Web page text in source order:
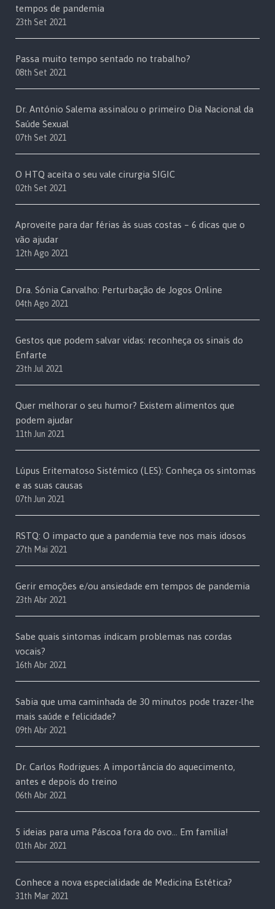
tempos de pandemia
23th Set 2021
Passa muito tempo sentado no trabalho?
08th Set 2021
Dr. António Salema assinalou o primeiro Dia Nacional da
Saúde Sexual
07th Set 2021
O HTQ aceita o seu vale cirurgia SIGIC
02th Set 2021
Aproveite para dar férias às suas costas – 6 dicas que o
vão ajudar
12th Ago 2021
Dra. Sónia Carvalho: Perturbação de Jogos Online
04th Ago 2021
Gestos que podem salvar vidas: reconheça os sinais do
Enfarte
23th Jul 2021
Quer melhorar o seu humor? Existem alimentos que
podem ajudar
11th Jun 2021
Lúpus Eritematoso Sistémico (LES): Conheça os sintomas
e as suas causas
07th Jun 2021
RSTQ: O impacto que a pandemia teve nos mais idosos
27th Mai 2021
Gerir emoções e/ou ansiedade em tempos de pandemia
23th Abr 2021
Sabe quais sintomas indicam problemas nas cordas
vocais?
16th Abr 2021
Sabia que uma caminhada de 30 minutos pode trazer-lhe
mais saúde e felicidade?
09th Abr 2021
Dr. Carlos Rodrigues: A importância do aquecimento,
antes e depois do treino
06th Abr 2021
5 ideias para uma Páscoa fora do ovo… Em família!
01th Abr 2021
Conhece a nova especialidade de Medicina Estética?
31th Mar 2021